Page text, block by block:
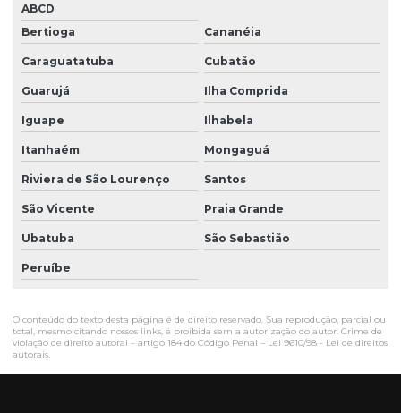
ABCD
Bertioga
Cananéia
Caraguatatuba Cubatão
Guarujá Ilha Comprida
Iguape Ilhabela
Itanhaém Mongaguá
Riviera de São Lourenço Santos
São Vicente Praia Grande
Ubatuba São Sebastião
Peruíbe
O conteúdo do texto desta página é de direito reservado. Sua reprodução, parcial ou
total, mesmo citando nossos links, é proibida sem a autorização do autor. Crime de
violação de direito autoral – artigo 184 do Código Penal – Lei 9610/98 - Lei de direitos
autorais